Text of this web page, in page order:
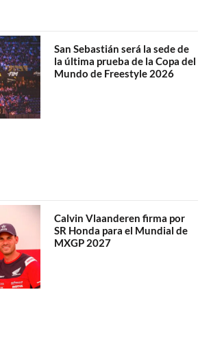
San Sebastián será la sede de
la última prueba de la Copa del
Mundo de Freestyle 2026
Calvin Vlaanderen firma por
SR Honda para el Mundial de
MXGP 2027